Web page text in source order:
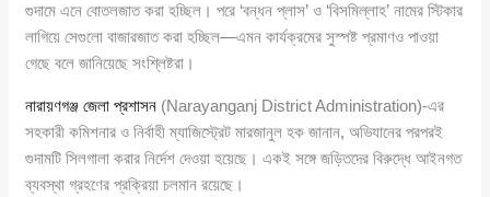
গুদামে এনে বোতলজাত করা হচ্ছিল। পরে ‘বন্ধন প্লাস’ ও ‘বিসমিল্লাহ’ নামের স্টিকার
লাগিয়ে সেগুলো বাজারজাত করা হচ্ছিল—এমন কার্যক্রমের সুস্পষ্ট প্রমাণও পাওয়া
গেছে বলে জানিয়েছে সংশ্লিষ্টরা।
নারায়ণগঞ্জ জেলা প্রশাসন (Narayanganj District Administration)-এর
সহকারী কমিশনার ও নির্বাহী ম্যাজিস্ট্রেট মারজানুল হক জানান, অভিযানের পরপরই
গুদামটি সিলগালা করার নির্দেশ দেওয়া হয়েছে। একই সঙ্গে জড়িতদের বিরুদ্ধে আইনগত
ব্যবস্থা গ্রহণের প্রক্রিয়া চলমান রয়েছে।